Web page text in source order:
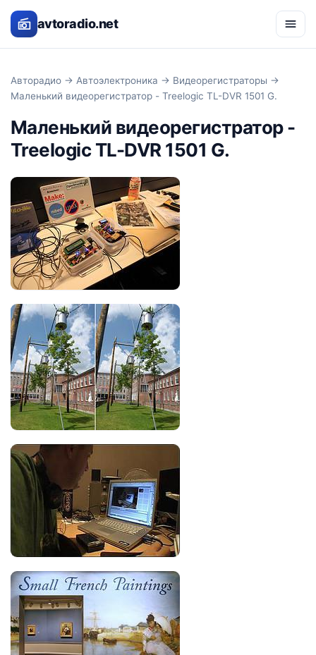
avtoradio.net
Авторадио → Автоэлектроника → Видеорегистраторы →
Маленький видеорегистратор - Treelogic TL-DVR 1501 G.
Маленький видеорегистратор -
Treelogic TL-DVR 1501 G.